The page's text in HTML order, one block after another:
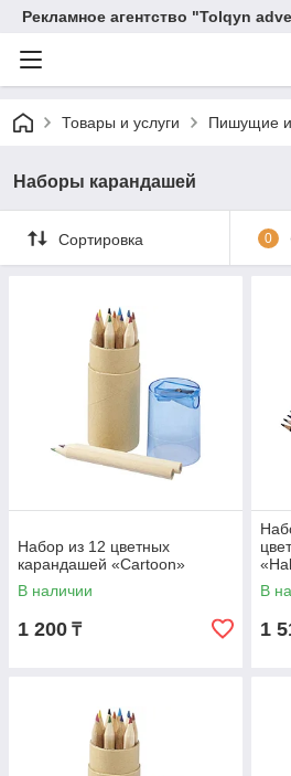
Рекламное агентство "Tolqyn
Товары и услуги Пишущие
Наборы карандашей
Сортировка 0
Набор из 12 цветных
карандашей «Cartoon»
В наличии
1 200 ₸
В
1